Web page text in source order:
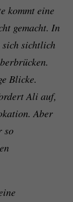
kommt eine
gemacht. In
sichtlich
Blicke.
Ali auf,
Aber
so